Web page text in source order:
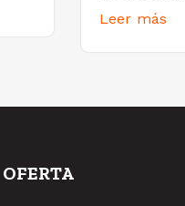
Leer más
OFERTA